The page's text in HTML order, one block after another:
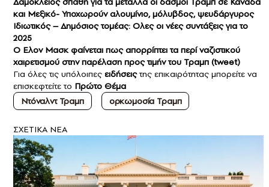
και Μεξικό- Υποχωρούν αλουμίνιο, μόλυβδος, ψευδάργυρος
Ιδιωτικός – Δημόσιος τομέας: Ολες οι νέες συντάξεις για το
2025
Ο Ελον Μασκ φαίνεται πως απορρίπτει τα περί ναζιστικού
χαιρετισμού στην παρέλαση προς τιμήν του Τραμπ (tweet)
Για όλες τις υπόλοιπες ειδήσεις της επικαιρότητας μπορείτε να
επισκεφτείτε το Πρώτο Θέμα
Ντόναλντ Τραμπ
ορκωμοσία Τραμπ
ΣXETIKA NEA